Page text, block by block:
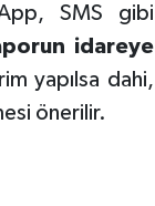
SMS gibi
idareye
yapılsa dahi,
önerilir.